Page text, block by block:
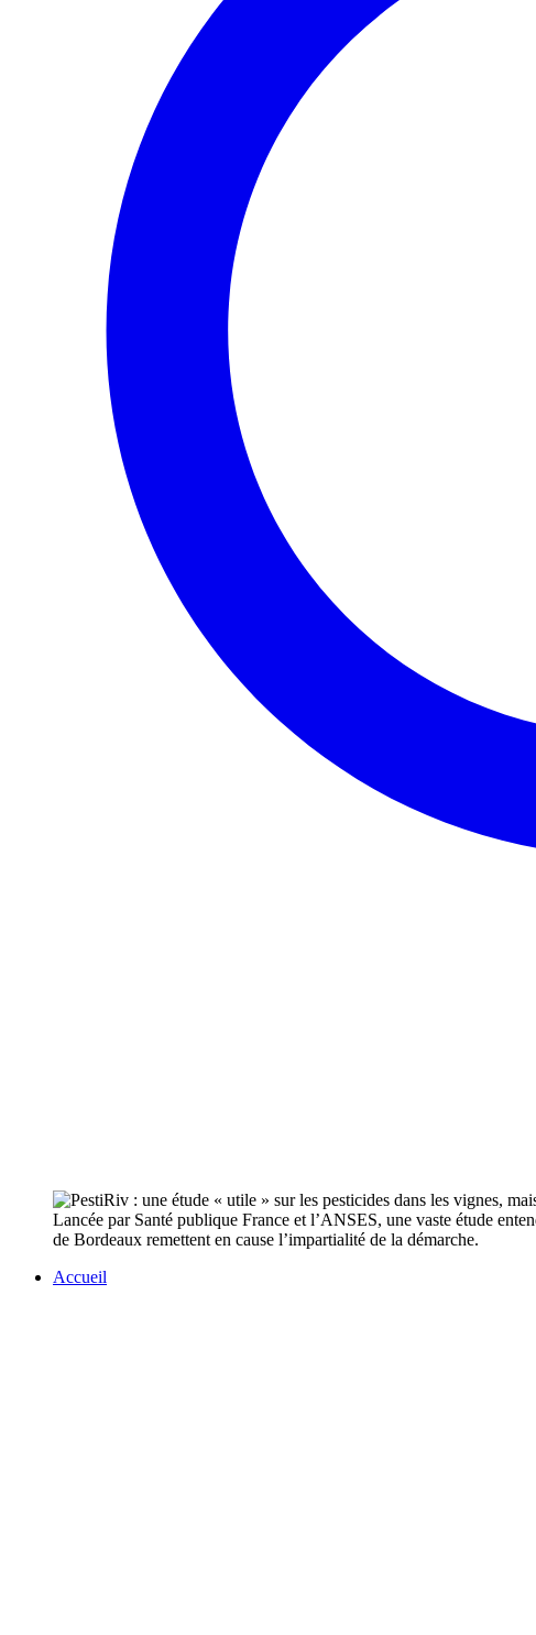
Lancée par Santé publique France et l’ANSES, une vaste étude
de Bordeaux remettent en cause l’impartialité de la démarche.
Accueil